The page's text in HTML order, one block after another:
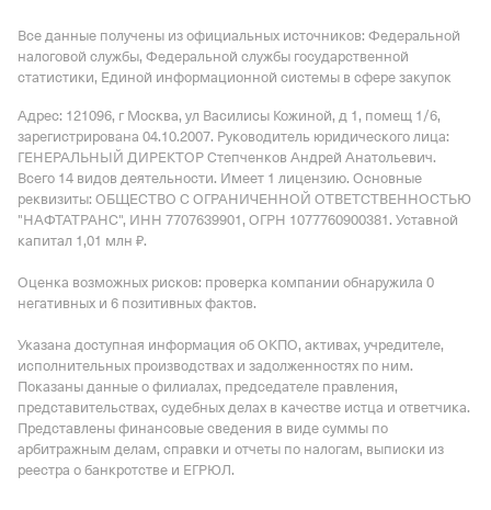
Все данные получены из официальных источников: Федеральной
налоговой службы, Федеральной службы государственной
статистики, Единой информационной системы в сфере закупок
Адрес: 121096, г Москва, ул Василисы Кожиной, д 1, помещ 1/6,
зарегистрирована 04.10.2007. Руководитель юридического лица:
ГЕНЕРАЛЬНЫЙ ДИРЕКТОР Степченков Андрей Анатольевич.
Всего 14 видов деятельности. Имеет 1 лицензию. Основные
реквизиты: ОБЩЕСТВО С ОГРАНИЧЕННОЙ ОТВЕТСТВЕННОСТЬЮ
"НАФТАТРАНС", ИНН 7707639901, ОГРН 1077760900381. Уставной
капитал 1,01 млн ₽.
Оценка возможных рисков: проверка компании обнаружила 0
негативных и 6 позитивных фактов.
Указана доступная информация об ОКПО, активах, учредителе,
исполнительных производствах и задолженностях по ним.
Показаны данные о филиалах, председателе правления,
представительствах, судебных делах в качестве истца и ответчика.
Представлены финансовые сведения в виде суммы по
арбитражным делам, справки и отчеты по налогам, выписки из
реестра о банкротстве и ЕГРЮЛ.